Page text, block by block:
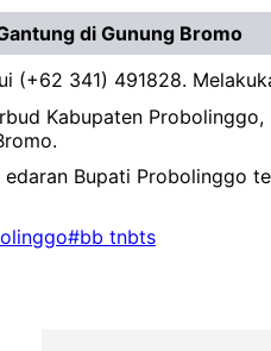
di Gunung Bromo
(+62 341) 491828.
Kabupaten
Bupati Probolinggo
#bb tnbts